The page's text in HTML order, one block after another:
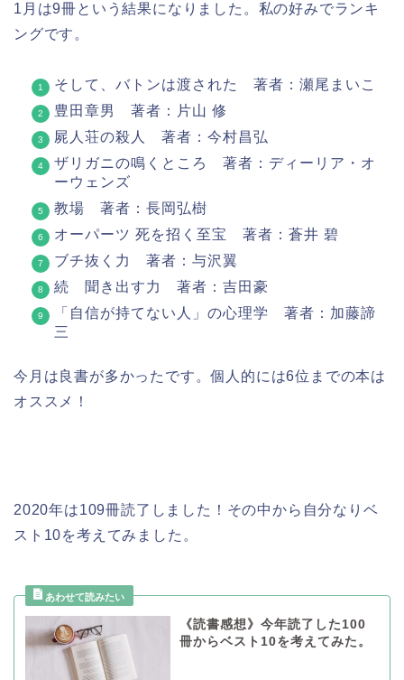
1月は9冊という結果になりました。私の好みでランキ
ングです。
そして、バトンは渡された 著者：瀬尾まいこ
豊田章男 著者：片山 修
屍人荘の殺人 著者：今村昌弘
ザリガニの鳴くところ 著者：ディーリア・オ
ーウェンズ
教場 著者：長岡弘樹
オーパーツ 死を招く至宝 著者：蒼井 碧
ブチ抜く力 著者：与沢翼
続 聞き出す力 著者：吉田豪
「自信が持てない人」の心理学 著者：加藤諦
三
今月は良書が多かったです。個人的には6位までの本は
オススメ！
2020年は109冊読了しました！その中から自分なりベ
スト10を考えてみました。
《読書感想》今年読了した100
冊からベスト10を考えてみた。